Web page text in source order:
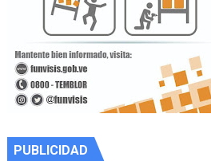
PUBLICIDAD